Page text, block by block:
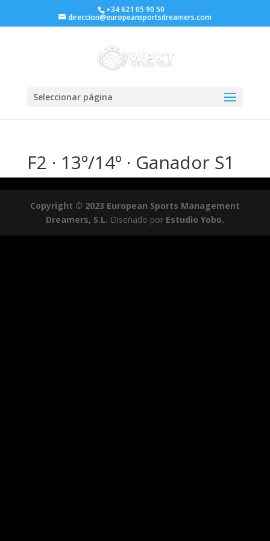
+34 621 05 90 50
direccion@europeansportsdreamers.com
Seleccionar página
F2 · 13º/14º · Ganador S1
Copyright © 2023 European Sports Management
Dreamers, S.L. Diseñado por Estudio Yobo.